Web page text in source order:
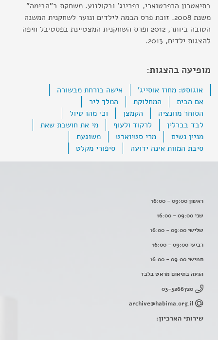
בתיאטרון הרפרטוארי, בפרינג' ובקולנוע. משחקת ב"הבימה"
משנת 2008. זוכת פרס הבמה לילדים ונוער לשחקנית המשנה
הטובה ביותר, 2012 ופרס השחקנית המצטיינת בפסטיבל חיפה
להצגות ילדים, 2013.
מופיעה בהצגות:
אוגוסט: מחוז אוסייג'
אישה בורחת מבשורה
אם הבית
המחלוקת
המלך ליר
הסוחר מוונציה
הקמצן
וכי מהו טיול
לבד בברלין
לרקוד ולעוף
מי את חושבת שאת
מניין נשים
מרי סטיוארט
משוגעת
סיבת המוות אינה ידועה
סיפורי מקלט
ראשון 09:00 - 16:00
שני 09:00 - 16:00
שלישי 09:00 - 16:00
רביעי 09:00 - 16:00
חמישי 09:00 - 16:00
הגעה בתיאום מראש בלבד
03-5266720
archive@habima.org.il
שירותי הארכיון: